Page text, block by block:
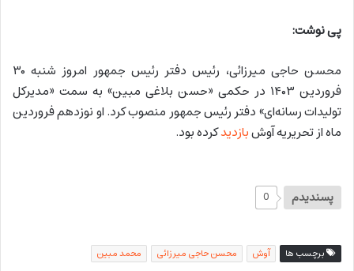
پی نوشت:
محسن حاجی میرزائی، رئیس دفتر رئیس جمهور امروز شنبه ۳۰
فروردین ۱۴۰۳ در حکمی «حسن بلاغی مبین» به سمت «مدیرکل
تولیدات رسانه‌ای» دفتر رئیس جمهور منصوب کرد. او نوزدهم فروردین
ماه از تحریریه آوشبازدیدکرده بود.
پسندیدم 0
برچسب ها آوش محسن حاجی میرزائی محمد مبین